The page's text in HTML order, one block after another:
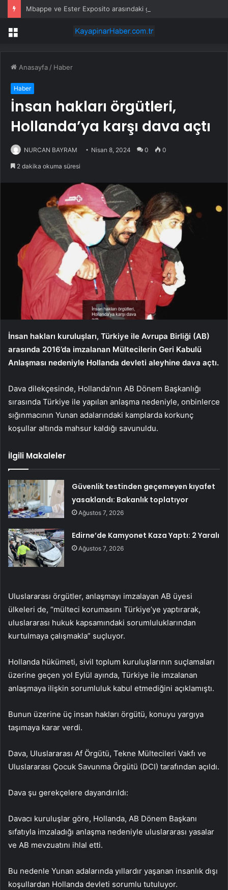
Menü
Anasayfa / Haber
Haber
İnsan hakları örgütleri,
Hollanda’ya karşı dava açtı
NURCAN BAYRAM Nisan 8, 2024 0 0
2 dakika okuma süresi
İnsan hakları kuruluşları, Türkiye ile Avrupa Birliği (AB)
arasında 2016’da imzalanan Mültecilerin Geri Kabulü
Anlaşması nedeniyle Hollanda devleti aleyhine dava açtı.
Dava dilekçesinde, Hollanda’nın AB Dönem Başkanlığı
sırasında Türkiye ile yapılan anlaşma nedeniyle, onbinlerce
sığınmacının Yunan adalarındaki kamplarda korkunç
koşullar altında mahsur kaldığı savunuldu.
İlgili Makaleler
Güvenlik testinden geçemeyen kıyafet
yasaklandı: Bakanlık toplatıyor
Ağustos 7, 2026
Edirne’de Kamyonet Kaza Yaptı: 2 Yaralı
Ağustos 7, 2026
Uluslararası örgütler, anlaşmayı imzalayan AB üyesi
ülkeleri de, “mülteci korumasını Türkiye’ye yaptırarak,
uluslararası hukuk kapsamındaki sorumluluklarından
kurtulmaya çalışmakla” suçluyor.
Hollanda hükümeti, sivil toplum kuruluşlarının suçlamaları
üzerine geçen yol Eylül ayında, Türkiye ile imzalanan
anlaşmaya ilişkin sorumluluk kabul etmediğini açıklamıştı.
Bunun üzerine üç insan hakları örgütü, konuyu yargıya
taşımaya karar verdi.
Dava, Uluslararası Af Örgütü, Tekne Mültecileri Vakfı ve
Uluslararası Çocuk Savunma Örgütü (DCI) tarafından açıldı.
Dava şu gerekçelere dayandırıldı:
Davacı kuruluşlar göre, Hollanda, AB Dönem Başkanı
sıfatıyla imzaladığı anlaşma nedeniyle uluslararası yasalar
ve AB mevzuatını ihlal etti.
Bu nedenle Yunan adalarında yıllardır yaşanan insanlık dışı
koşullardan Hollanda devleti sorumlu tutuluyor.